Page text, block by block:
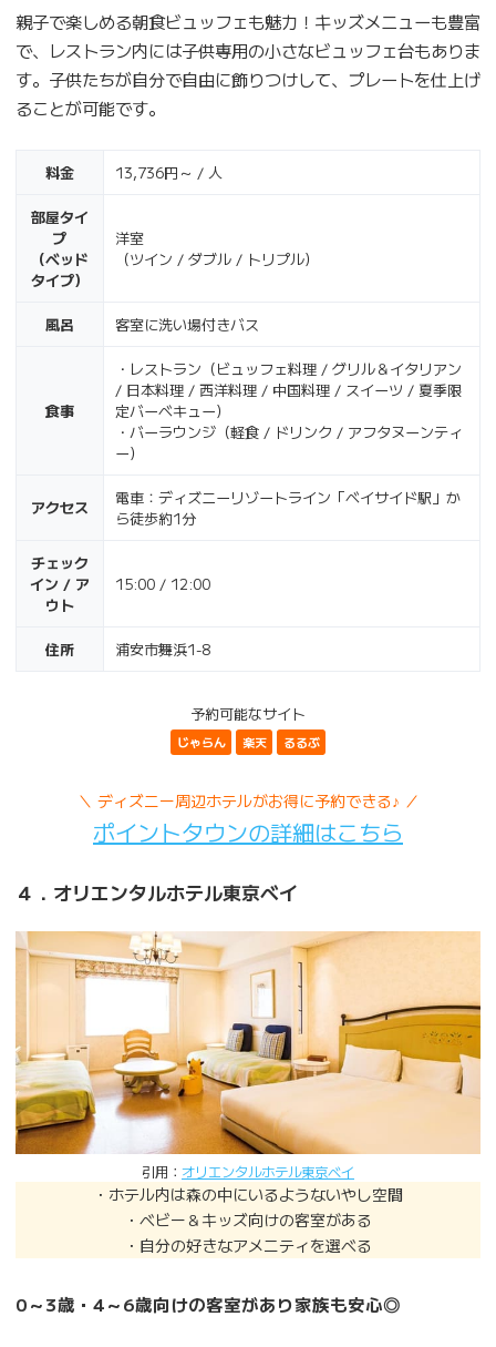
親子で楽しめる朝食ビュッフェも魅力！キッズメニューも豊富
で、レストラン内には子供専用の小さなビュッフェ台もありま
す。子供たちが自分で自由に飾りつけして、プレートを仕上げ
ることが可能です。
料金 13,736円～ / 人
部屋タイ
プ
（ベッド
タイプ）
洋室
（ツイン / ダブル / トリプル）
風呂 客室に洗い場付きバス
食事
・レストラン（ビュッフェ料理 / グリル＆イタリアン
/ 日本料理 / 西洋料理 / 中国料理 / スイーツ / 夏季限
定バーベキュー）
・バーラウンジ（軽食 / ドリンク / アフタヌーンティ
ー）
アクセス
電車：ディズニーリゾートライン「ベイサイド駅」か
ら徒歩約1分
チェック
イン / ア
ウト
15:00 / 12:00
住所 浦安市舞浜1-8
予約可能なサイト
じゃらん 楽天 るるぶ
＼ ディズニー周辺ホテルがお得に予約できる♪ ／
ポイントタウンの詳細はこちら
４．オリエンタルホテル東京ベイ
引用： オリエンタルホテル東京ベイ
・ホテル内は森の中にいるようないやし空間
・ベビー＆キッズ向けの客室がある
・自分の好きなアメニティを選べる
0～3歳・4～6歳向けの客室があり家族も安心◎